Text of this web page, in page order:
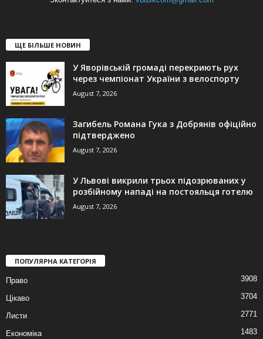
ЩЕ БІЛЬШЕ НОВИН
У Яворівській громаді перекриють рух
через чемпіонат України з велоспорту
August 7, 2026
Загибель Романа Гука з Добрянів офіційно
підтверджено
August 7, 2026
У Львові викрили трьох підозрюваних у
розбійному нападі на постояльця готелю
August 7, 2026
ПОПУЛЯРНА КАТЕГОРІЯ
Право 3908
Цікаво 3704
Листи 2771
Економіка 1483